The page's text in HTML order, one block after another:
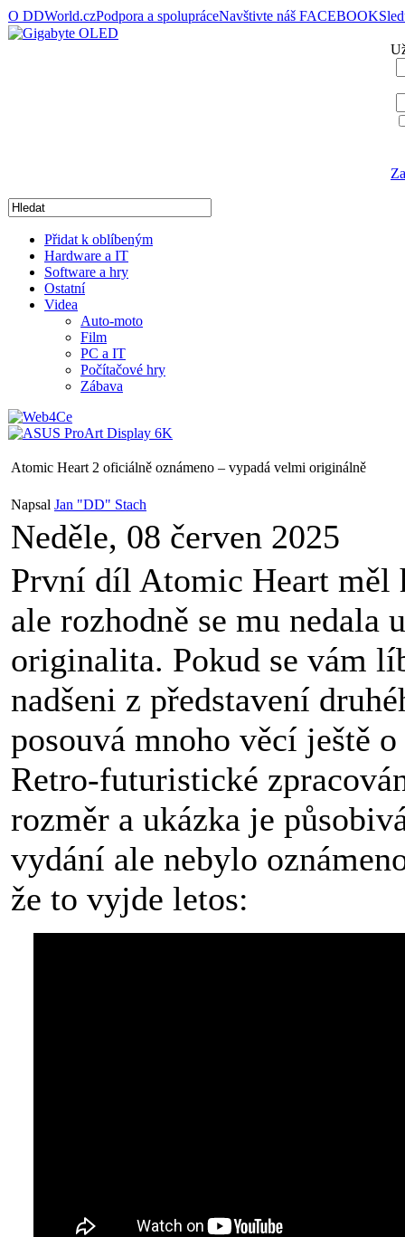
O DDWorld.czPodpora a spolupráceNavštivte náš FACEBOOK
Přidat k oblíbeným
Hardware a IT
Software a hry
Ostatní
Videa
Auto-moto
Film
PC a IT
Počítačové hry
Zábava
Atomic Heart 2 oficiálně oznámeno – vypadá velmi originálně
Napsal Jan "DD" Stach
Neděle, 08 červen 2025
První díl Atomic Heart měl
ale rozhodně se mu nedala
originalita. Pokud se vám
nadšeni z představení
posouvá mnoho věcí ještě
Retro-futuristické
rozměr a ukázka je
vydání ale nebylo
že to vyjde letos: